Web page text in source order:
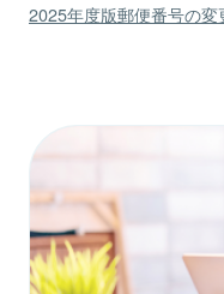
2025年度版郵便番号の変